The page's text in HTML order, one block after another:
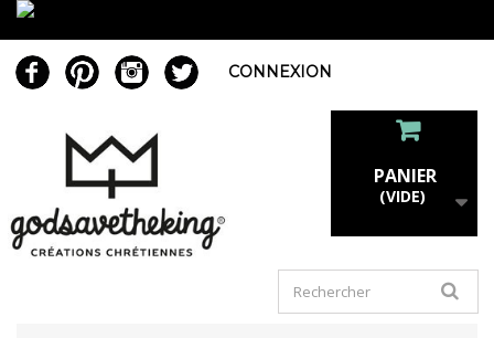
CONNEXION
PANIER
(VIDE)